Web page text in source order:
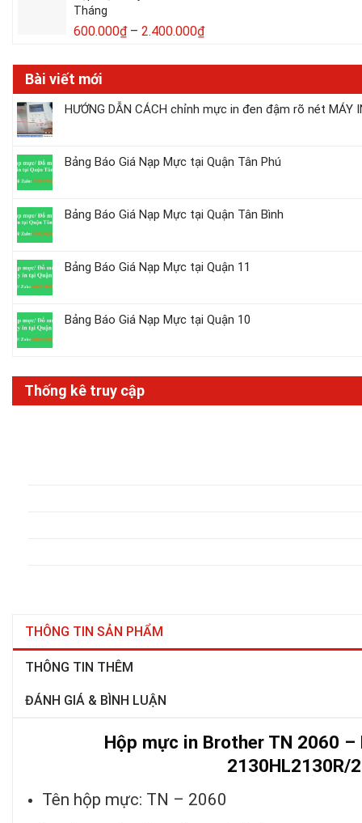
THÔNG TIN SẢN PHẨM
THÔNG TIN THÊM
ĐÁNH GIÁ & BÌNH LUẬN
Hộp mực in Brother TN 2060
2130HL2130R/
Tên hộp mực: TN – 2060
Tháng
600.000₫ – 2.400.000₫
Bài viết mới
HƯỚNG DẪN CÁCH chỉnh mực in đen đậm rõ nét MÁY
Bảng Báo Giá Nạp Mực tại Quận Tân Phú
Bảng Báo Giá Nạp Mực tại Quận Tân Bình
Bảng Báo Giá Nạp Mực tại Quận 11
Bảng Báo Giá Nạp Mực tại Quận 10
Thống kê truy cập